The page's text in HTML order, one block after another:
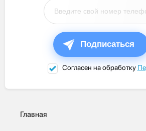
Подписаться
Согласен на обработку
Главная